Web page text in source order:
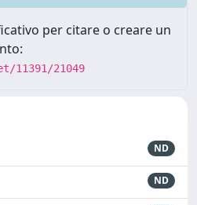
per citare o creare un
11391/21049
ND
ND